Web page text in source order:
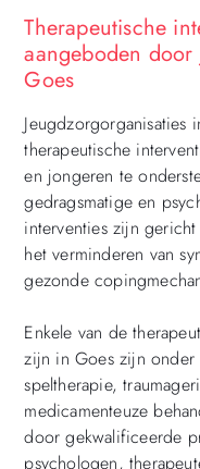
Therapeutische
aangeboden
Goes
Jeugdzorgorganisaties
therapeutische
en jongeren te
gedragsmatige en
interventies zijn
het verminderen van
gezonde
Enkele van de
zijn in Goes zijn onder
speltherapie,
medicamenteuze
door gekwalificeerde
psychologen,